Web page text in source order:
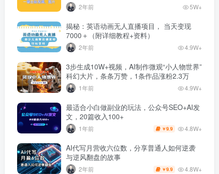
2年前 5W+
揭秘：英语动画无人直播项目， 当天变现
7000＋（附详细教程+资料）
2年前 4.9W+
3步生成10W+视频，AI制作微观“小人物世界”
科幻大片，条条万赞，1条作品涨粉2.3万
1年前 4.9W+
最适合小白做副业的玩法，公众号SEO+AI发
文，20篇收入100+
1年前 ￥9.9 4.8W+
AI代写月营收六位数，分享普通人如何逆袭
与逆风翻盘的故事
2年前 ￥9.9 4.8W+